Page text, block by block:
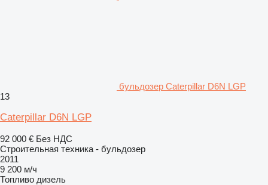
бульдозер Caterpillar D6N LGP
13
Caterpillar D6N LGP
92 000 € Без НДС
Строительная техника - бульдозер
2011
9 200 м/ч
Топливо дизель